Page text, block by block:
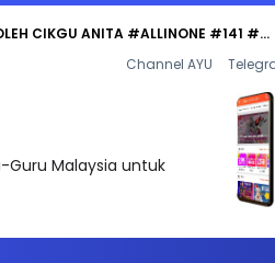
CIKGU ANITA #ALLINONE #141 #...
Channel AYU
Guru Malaysia untuk